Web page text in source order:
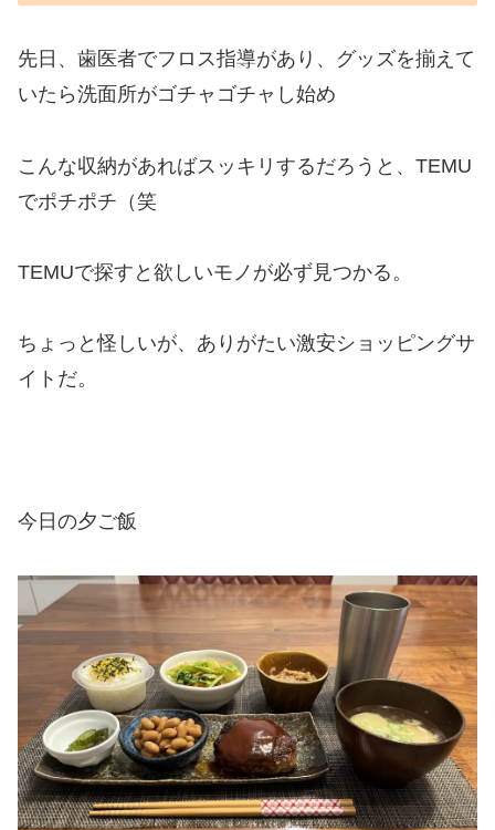
先日、歯医者でフロス指導があり、グッズを揃えて
いたら洗面所がゴチャゴチャし始め
こんな収納があればスッキリするだろうと、TEMU
でポチポチ（笑
TEMUで探すと欲しいモノが必ず見つかる。
ちょっと怪しいが、ありがたい激安ショッピングサ
イトだ。
今日の夕ご飯